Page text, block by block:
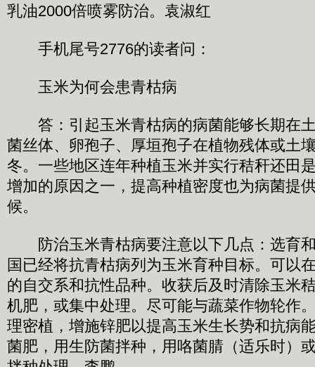
乳油2000倍喷雾防治。袁淑红
手机尾号2776的读者问：
玉米为何会患青枯病
答：引起玉米青枯病的病菌能够长期在
菌丝体、卵孢子、厚垣孢子在植物残体或土
冬。一些地区连年种植玉米并实行秸秆还田
增加的原因之一，提高种植密度也为病菌提
候。
防治玉米青枯病要注意以下几点：选育
国已经将抗青枯病列为玉米育种目标。可以
的自交系和抗性品种。收获后及时清除玉米
机肥，或集中处理。尽可能与蔬菜作物轮作
理密植，增施锌肥以提高玉米生长势和抗病
菌肥，用生防菌拌种，用咯菌腈（适乐时）